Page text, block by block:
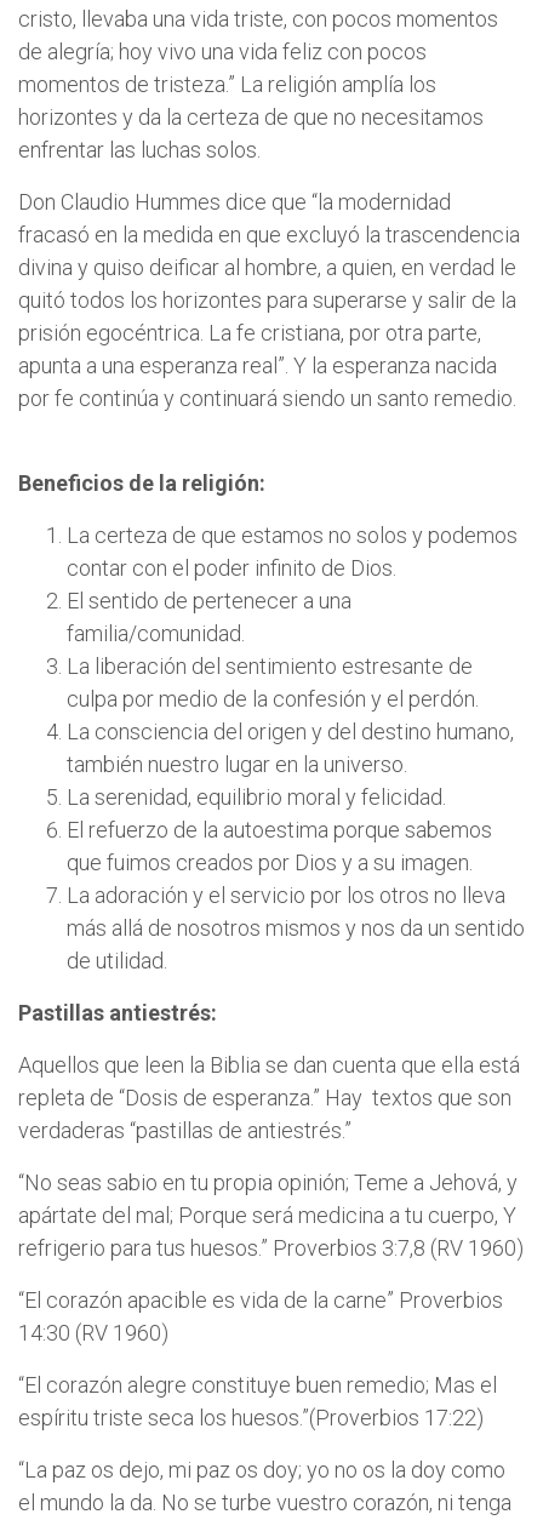
cristo, llevaba una vida triste, con pocos momentos
de alegría; hoy vivo una vida feliz con pocos
momentos de tristeza.” La religión amplía los
horizontes y da la certeza de que no necesitamos
enfrentar las luchas solos.
Don Claudio Hummes dice que “la modernidad
fracasó en la medida en que excluyó la trascendencia
divina y quiso deificar al hombre, a quien, en verdad le
quitó todos los horizontes para superarse y salir de la
prisión egocéntrica. La fe cristiana, por otra parte,
apunta a una esperanza real”. Y la esperanza nacida
por fe continúa y continuará siendo un santo remedio.
Beneficios de la religión:
La certeza de que estamos no solos y podemos
contar con el poder infinito de Dios.
El sentido de pertenecer a una
familia/comunidad.
La liberación del sentimiento estresante de
culpa por medio de la confesión y el perdón.
La consciencia del origen y del destino humano,
también nuestro lugar en la universo.
La serenidad, equilibrio moral y felicidad.
El refuerzo de la autoestima porque sabemos
que fuimos creados por Dios y a su imagen.
La adoración y el servicio por los otros no lleva
más allá de nosotros mismos y nos da un sentido
de utilidad.
Pastillas antiestrés:
Aquellos que leen la Biblia se dan cuenta que ella está
repleta de “Dosis de esperanza.” Hay textos que son
verdaderas “pastillas de antiestrés.”
“No seas sabio en tu propia opinión; Teme a Jehová, y
apártate del mal; Porque será medicina a tu cuerpo, Y
refrigerio para tus huesos.” Proverbios 3:7,8 (RV 1960)
“El corazón apacible es vida de la carne” Proverbios
14:30 (RV 1960)
“El corazón alegre constituye buen remedio; Mas el
espíritu triste seca los huesos.”(Proverbios 17:22)
“La paz os dejo, mi paz os doy; yo no os la doy como
el mundo la da. No se turbe vuestro corazón, ni tenga